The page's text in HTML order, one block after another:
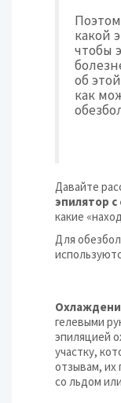
какой
чтобы
об
как
Давайте
эпилятор
какие
Для
гелевыми
эпиляцией
участку,
отзывам, их
со льдом